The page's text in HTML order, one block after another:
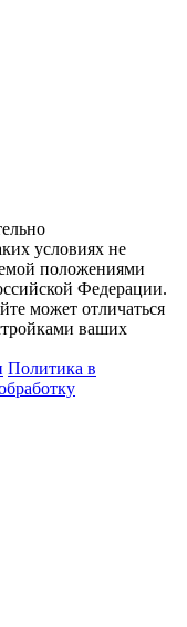
условиях не
положениями
Федерации.
может отличаться
ваших
Политика в